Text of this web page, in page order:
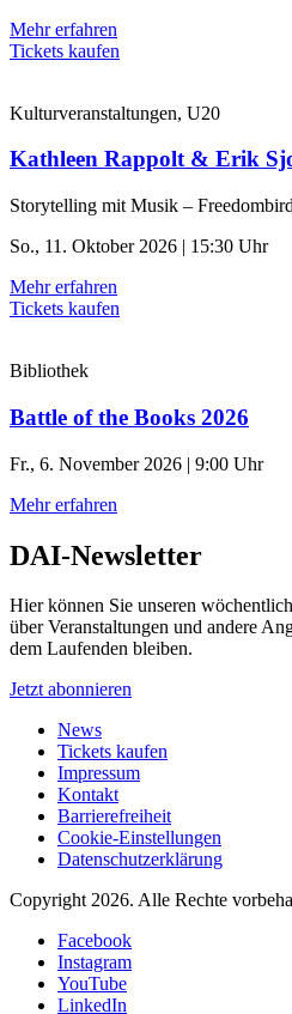
Mehr erfahren
Tickets kaufen
Kulturveranstaltungen, U20
Kathleen Rappolt & Erik
Storytelling mit Musik – Freedombird
So., 11. Oktober 2026 | 15:30 Uhr
Mehr erfahren
Tickets kaufen
Bibliothek
Battle of the Books 2026
Fr., 6. November 2026 | 9:00 Uhr
Mehr erfahren
DAI-Newsletter
Hier können Sie unseren
über Veranstaltungen und andere
dem Laufenden bleiben.
Jetzt abonnieren
News
Tickets kaufen
Impressum
Kontakt
Barrierefreiheit
Cookie-Einstellungen
Datenschutzerklärung
Copyright 2026. Alle Rechte
Facebook
Instagram
YouTube
LinkedIn